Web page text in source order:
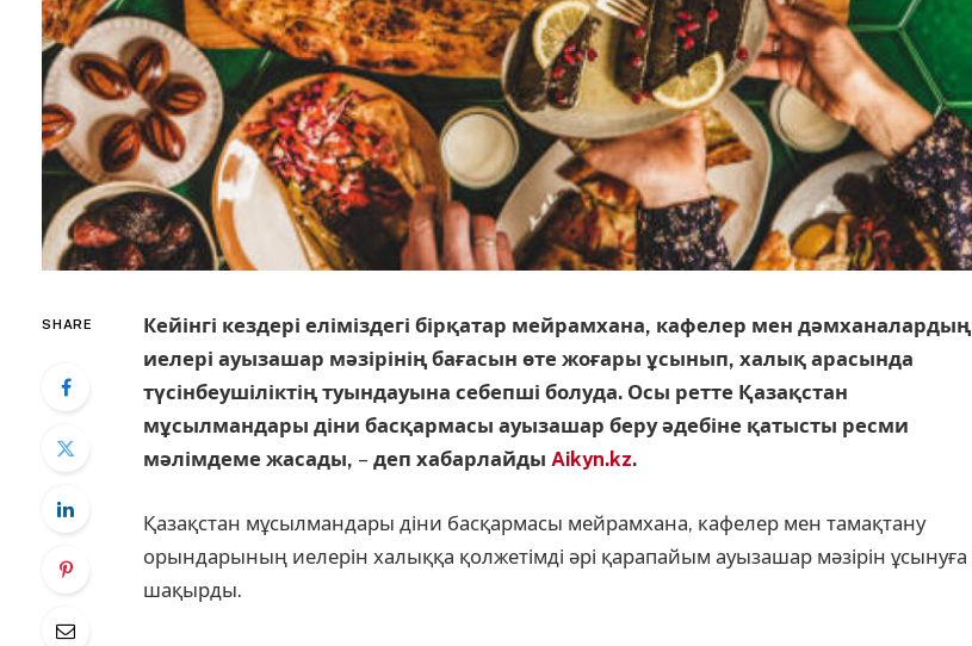
SHARE
Кейінгі кездері еліміздегі бірқатар мейрамхана, кафелер мен дәмханалардың
иелері ауызашар мәзірінің бағасын өте жоғары ұсынып, халық арасында
түсінбеушіліктің туындауына себепші болуда. Осы ретте Қазақстан
мұсылмандары діни басқармасы ауызашар беру әдебіне қатысты ресми
мәлімдеме жасады, – деп хабарлайды Aikyn.kz.
Қазақстан мұсылмандары діни басқармасы мейрамхана, кафелер мен тамақтану
орындарының иелерін халыққа қолжетімді әрі қарапайым ауызашар мәзірін ұсынуға
шақырды.